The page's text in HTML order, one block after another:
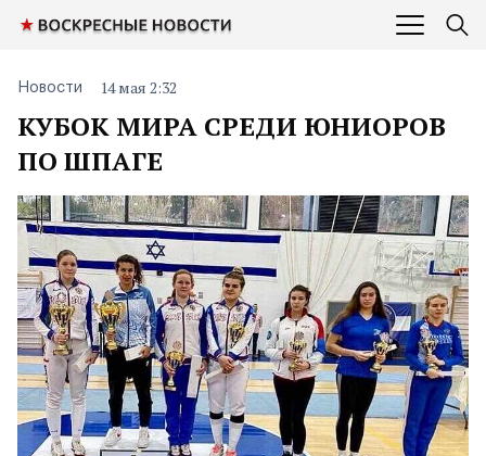
КУБОК МИРА СРЕДИ ЮНИОРОВ
ПО ШПАГЕ
Новости 14 мая 2:32